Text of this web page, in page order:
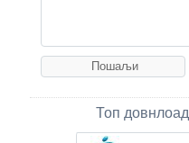
Топ довнлоад